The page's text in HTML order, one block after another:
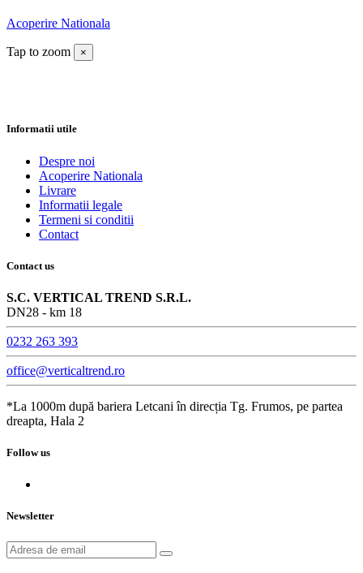
Acoperire Nationala
Tap to zoom ×
Informatii utile
Despre noi
Acoperire Nationala
Livrare
Informatii legale
Termeni si conditii
Contact
Contact us
S.C. VERTICAL TREND S.R.L.
DN28 - km 18
0232 263 393
office@verticaltrend.ro
*La 1000m după bariera Letcani în direcția Tg. Frumos, pe partea
dreapta, Hala 2
Follow us
Newsletter